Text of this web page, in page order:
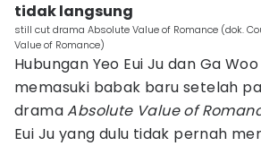
tidak langsung
still cut drama Absolute Value of Romance (dok.
Value of Romance)
Hubungan Yeo Eui Ju dan Ga
memasuki babak baru setelah
dramaAbsolute Value of
Eui Ju yang dulu tidak pernah